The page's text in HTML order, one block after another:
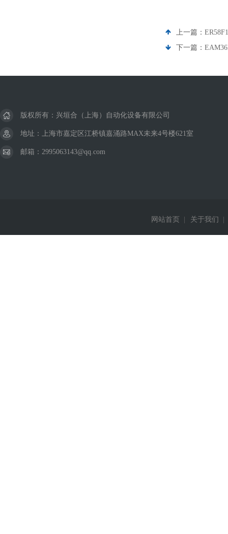
上一篇：
下一篇：
版权所有：兴垣合（上海）自动化设备有限公司
地址：上海市嘉定区江桥镇嘉涌路MAX未来4号楼621室
邮箱：2995063143@qq.com
网站首页 关于我们